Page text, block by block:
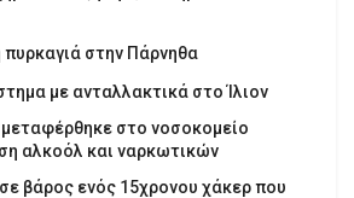
πυρκαγιά στην Πάρνηθα
με ανταλλακτικά στο Ίλιον
στο νοσοκομείο
αλκοόλ και ναρκωτικών
βάρος ενός 15χρονου χάκερ που